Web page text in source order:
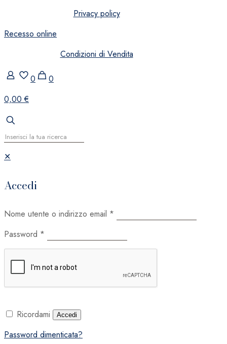
Privacy policy
Recesso online
Condizioni di Vendita
0
0
0,00 €
✕
Accedi
Nome utente o indirizzo email *
Password *
Ricordami Accedi
Password dimenticata?